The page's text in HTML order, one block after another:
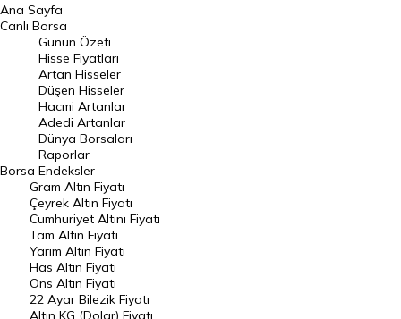
BIST 100 Hisseleri
En Çok Artan Hisseler
En Çok Düşen Hisseler
Hacmi Artanlar
Geçmiş Kapanışlar
Dünya Borsaları
Raporlar
Endeksler
DÖVİZ
Döviz Kuru
Dolar Kuru
Ana Sayfa
Canlı Borsa
Borsa
Günün Özeti
Hisse Fiyatları
Artan Hisseler
Düşen Hisseler
Hacmi Artanlar
Adedi Artanlar
Dünya Borsaları
Raporlar
Endeksler
Gram Altın Fiyatı
Çeyrek Altın Fiyatı
Cumhuriyet Altını Fiyatı
Tam Altın Fiyatı
Yarım Altın Fiyatı
Has Altın Fiyatı
Ons Altın Fiyatı
22 Ayar Bilezik Fiyatı
Altın KG (Dolar) Fiyatı